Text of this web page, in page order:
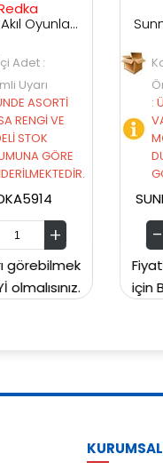
Sunman
Koli İçi Adet :
Önemli Uyarı
:ÜRÜNDE ASORTİ
VARSA RENGİ VE
MODELİ STOK
DURUMUNA GÖRE
GÖNDERİLMEKTEDİR.
SUNMAN00006049
görebilmek
BAYİ olmalısınız.
KURUMSAL